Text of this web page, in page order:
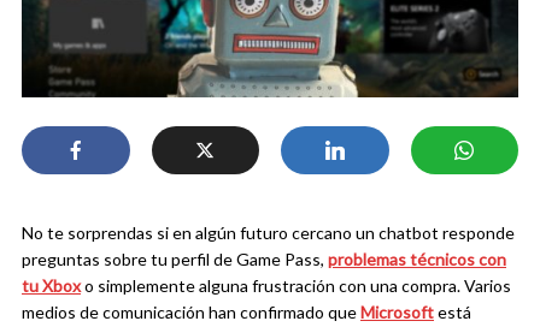
No te sorprendas si en algún futuro cercano un chatbot responde
preguntas sobre tu perfil de Game Pass, problemas técnicos con
tu Xboxo simplemente alguna frustración con una compra. Varios
medios de comunicación han confirmado queMicrosoftestá